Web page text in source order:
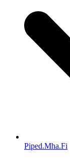
Piped.Mha.Fi